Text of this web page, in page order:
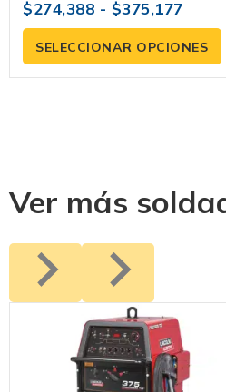
0
fuera
de
5
$274,388 - $375,177
SELECCIONAR OPCIONES
Ver más